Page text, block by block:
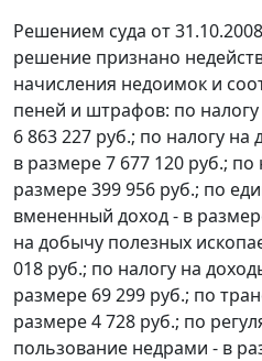
Решением суда от
решение признано
начисления недоимок и
пеней и штрафов: по
6 863 227 руб.; по налогу
в размере 7 677 120 руб.;
размере 399 956 руб.; по
вмененный доход - в
на добычу полезных
018 руб.; по налогу на
размере 69 299 руб.; по
размере 4 728 руб.; по
пользование недрами - в